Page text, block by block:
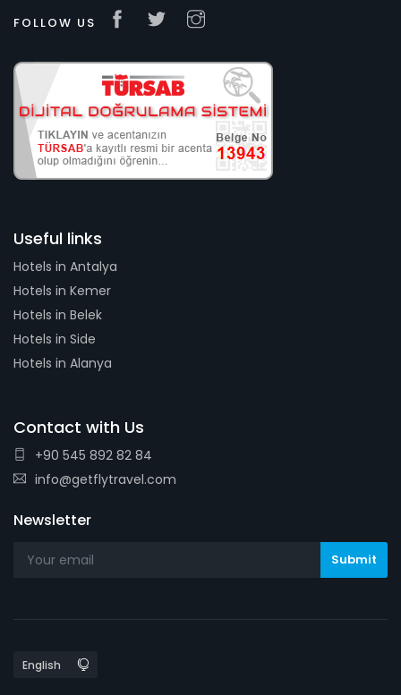
FOLLOW US
Useful links
Hotels in Antalya
Hotels in Kemer
Hotels in Belek
Hotels in Side
Hotels in Alanya
Contact with Us
+90 545 892 82 84
info@getflytravel.com
Newsletter